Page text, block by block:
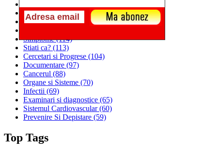
Sanatatea si Preventia(170)
Interventii si Tratamente(167)
Simptome(114)
Stiati ca? (113)
Cercetari si Progrese (104)
Documentare (97)
Cancerul (88)
Organe si Sisteme (70)
Infectii (69)
Examinari si diagnostice (65)
Sistemul Cardiovascular(60)
Prevenire Si Depistare (59)
Top Tags